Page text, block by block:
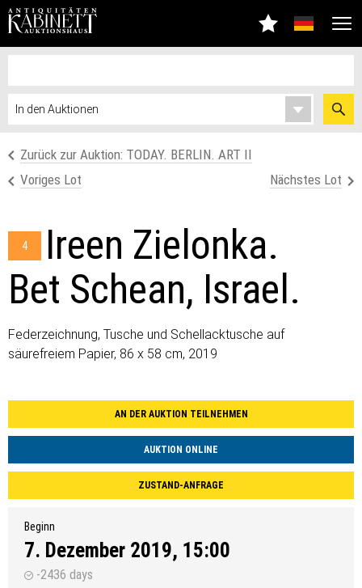
Zurück zur Auktion: TODAY. BERLIN. ART II
Voriges Lot
Nächstes Lot
4
Ireen Zielonka.
Bet Schean, Israel.
Federzeichnung, Tusche und Schellacktusche auf
säurefreiem Papier, 86 x 58 cm, 2019
AN DER AUKTION TEILNEHMEN
AUKTION ONLINE
ZUSTAND-ANFRAGE
Beginn
7. Dezember 2019, 15:00
-2436 days